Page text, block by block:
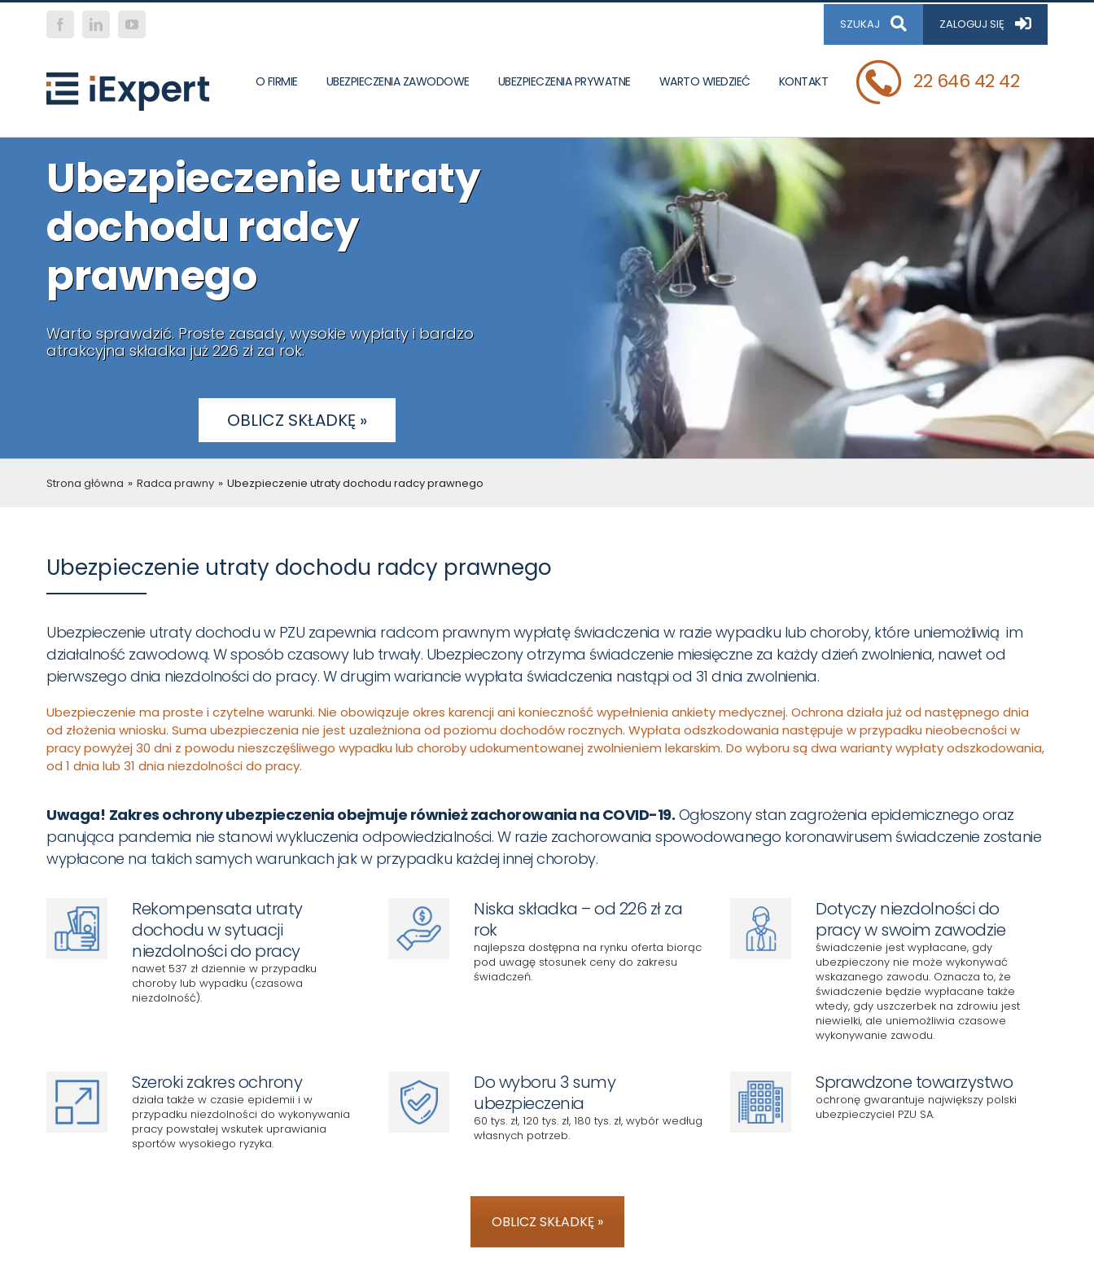
Skip
Facebook
LinkedInYouTube ZALOGUJ SIĘ
SZUKAJ
O FIRMIE UBEZPIECZENIA ZAWODOWE UBEZPIECZENIA PRYWATNE WARTO WIEDZIEĆ KONTAKT 22 646 42 42
Ubezpieczenie utraty
dochodu radcy
prawnego
Warto sprawdzić. Proste zasady, wysokie wypłaty i bardzo
atrakcyjna składka już 226 zł za rok.
OBLICZ SKŁADKĘ »
Strona główna » Radca prawny » Ubezpieczenie utraty dochodu radcy prawnego
Ubezpieczenie utraty dochodu radcy prawnego
Ubezpieczenie utraty dochodu w PZU zapewnia radcom prawnym wypłatę świadczenia w razie wypadku lub choroby, które uniemożliwią im
działalność zawodową. W sposób czasowy lub trwały. Ubezpieczony otrzyma świadczenie miesięczne za każdy dzień zwolnienia, nawet od
pierwszego dnia niezdolności do pracy. W drugim wariancie wypłata świadczenia nastąpi od 31 dnia zwolnienia.
Ubezpieczenie ma proste i czytelne warunki. Nie obowiązuje okres karencji ani konieczność wypełnienia ankiety medycznej. Ochrona działa już od następnego dnia
od złożenia wniosku. Suma ubezpieczenia nie jest uzależniona od poziomu dochodów rocznych. Wypłata odszkodowania następuje w przypadku nieobecności w
pracy powyżej 30 dni z powodu nieszczęśliwego wypadku lub choroby udokumentowanej zwolnieniem lekarskim. Do wyboru są dwa warianty wypłaty odszkodowania,
od 1 dnia lub 31 dnia niezdolności do pracy.
Uwaga! Zakres ochrony ubezpieczenia obejmuje również zachorowania na COVID-19. Ogłoszony stan zagrożenia epidemicznego oraz
panująca pandemia nie stanowi wykluczenia odpowiedzialności. W razie zachorowania spowodowanego koronawirusem świadczenie zostanie
wypłacone na takich samych warunkach jak w przypadku każdej innej choroby.
Rekompensata utraty
dochodu w sytuacji
niezdolności do pracy
nawet 537 zł dziennie w przypadku
choroby lub wypadku (czasowa
niezdolność).
Niska składka – od 226 zł za
rok
najlepsza dostępna na rynku oferta biorąc
pod uwagę stosunek ceny do zakresu
świadczeń.
Dotyczy niezdolności do
pracy w swoim zawodzie
świadczenie jest wypłacane, gdy
ubezpieczony nie może wykonywać
wskazanego zawodu. Oznacza to, że
świadczenie będzie wypłacane także
wtedy, gdy uszczerbek na zdrowiu jest
niewielki, ale uniemożliwia czasowe
wykonywanie zawodu.
Szeroki zakres ochrony
działa także w czasie epidemii i w
przypadku niezdolności do wykonywania
pracy powstałej wskutek uprawiania
sportów wysokiego ryzyka.
Do wyboru 3 sumy
ubezpieczenia
60 tys. zł, 120 tys. zł, 180 tys. zł, wybór według
własnych potrzeb.
Sprawdzone towarzystwo
ochronę gwarantuje największy polski
ubezpieczyciel PZU SA.
OBLICZ SKŁADKĘ »